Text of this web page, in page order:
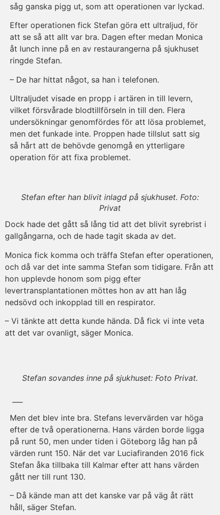
såg ganska pigg ut, som att operationen var lyckad.
Efter operationen fick Stefan göra ett ultraljud, för
att se så att allt var bra. Dagen efter medan Monica
åt lunch inne på en av restaurangerna på sjukhuset
ringde Stefan.
– De har hittat något, sa han i telefonen.
Ultraljudet visade en propp i artären in till levern,
vilket försvårade blodtillförseln in till den. Flera
undersökningar genomfördes för att lösa problemet,
men det funkade inte. Proppen hade tillslut satt sig
så hårt att de behövde genomgå en ytterligare
operation för att fixa problemet.
Stefan efter han blivit inlagd på sjukhuset. Foto:
Privat
Dock hade det gått så lång tid att det blivit syrebrist i
gallgångarna, och de hade tagit skada av det.
Monica fick komma och träffa Stefan efter operationen,
och då var det inte samma Stefan som tidigare. Från att
hon upplevde honom som pigg efter
levertransplantationen möttes hon av att han låg
nedsövd och inkopplad till en respirator.
– Vi tänkte att detta kunde hända. Då fick vi inte veta
att det var ovanligt, säger Monica.
Stefan sovandes inne på sjukhuset: Foto Privat.
Men det blev inte bra. Stefans levervärden var höga
efter de två operationerna. Hans värden borde ligga
på runt 50, men under tiden i Göteborg låg han på
värden runt 150. När det var Luciafiranden 2016 fick
Stefan åka tillbaka till Kalmar efter att hans värden
gått ner till runt 130.
– Då kände man att det kanske var på väg åt rätt
håll, säger Stefan.